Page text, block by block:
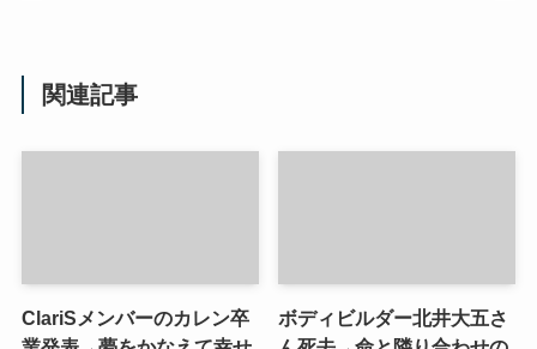
関連記事
ClariSメンバーのカレン卒
ボディビルダー北井大五さ